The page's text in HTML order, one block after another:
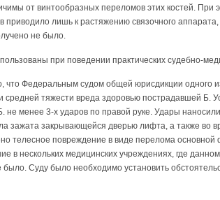
от винтообразных переломов этих костей.
приводило лишь к растяжению связочного
не было.
при поведении практических судебно-
что Федеральным судом общей юрисдикции одного
тяжести вреда здоровью пострадавшей Б.
менее 3-х ударов по правой руке. Удары
зажата закрывающейся дверью лифта, а также во
телесное повреждение в виде перелома основной
в нескольких медицинских учреждениях, где
Суду было необходимо установить